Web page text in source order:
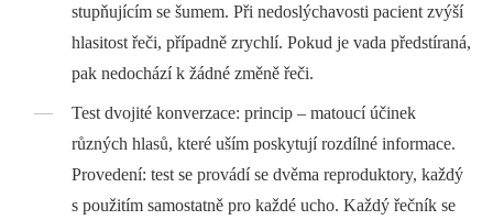
stupňujícím se šumem. Při nedoslýchavosti pacient zvýší
hlasitost řeči, případně zrychlí. Pokud je vada předstíraná,
pak nedochází k žádné změně řeči.
Test dvojité konverzace: princip –⁠ matoucí účinek
různých hlasů, které uším poskytují rozdílné informace.
Provedení: test se provádí se dvěma reproduktory, každý
s použitím samostatně pro každé ucho. Každý řečník se